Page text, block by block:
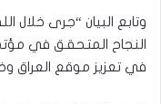
وتابع البيان “جرى خلال
النجاح المتحقق في
في تعزيز موقع العراق